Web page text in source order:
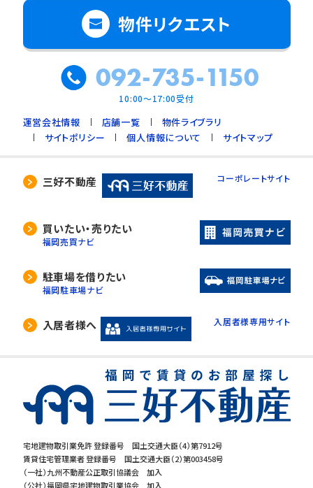
宅地建物取引業免許 登録番号 国土交通大臣（4）第7912号
賃貸住宅管理業者 登録番号 国土交通大臣（2）第003458号
（一社）九州不動産公正取引協議会 加入
（公社）福岡県宅地建物取引業協会 加入
物件リクエスト
092-735-1150
10:00～17:00受付
運営会社情報 店舗一覧
物件ライブラリ
サイトポリシー
個人情報について サイトマップ
三好不動産 コーポレートサイト
買いたい・売りたい
福岡売買ナビ
駐車場を借りたい
福岡駐車場ナビ
入居者様へ 入居者様専用サイト